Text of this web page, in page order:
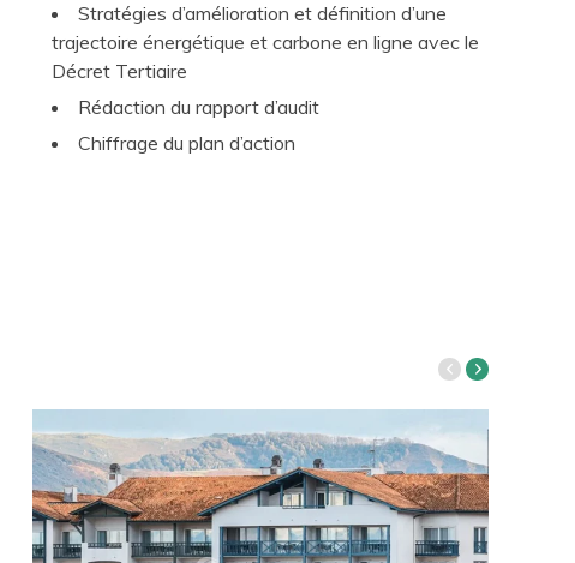
Stratégies d’amélioration et définition d’une
trajectoire énergétique et carbone en ligne avec le
Décret Tertiaire
Rédaction du rapport d’audit
Chiffrage du plan d’action